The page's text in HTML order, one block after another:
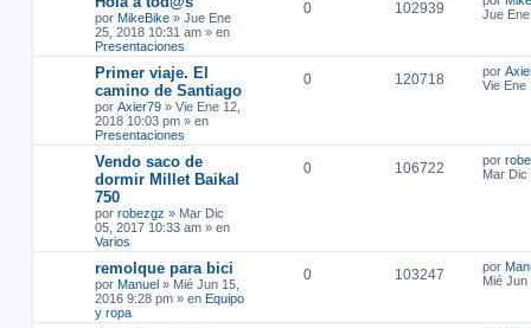
por MikeBike » Jue Ene
25, 2018 10:31 am » en
Presentaciones
0 102939
Jue
Primer viaje. El
camino de Santiago
por Axier79 » Vie Ene 12,
2018 10:03 pm » en
Presentaciones
0 120718 por
Vie Ene
Vendo saco de
dormir Millet Baikal
750
por robezgz » Mar Dic
05, 2017 10:33 am » en
Varios
0 106722 por
Mar Dic
remolque para bici
por Manuel » Mié Jun 15,
2016 9:28 pm » en Equipo
y ropa
0 103247 por
Mié Jun